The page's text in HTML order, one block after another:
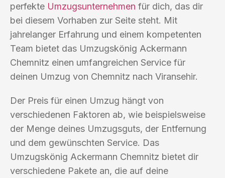
perfekte Umzugsunternehmen für dich, das dir
bei diesem Vorhaben zur Seite steht. Mit
jahrelanger Erfahrung und einem kompetenten
Team bietet das Umzugskönig Ackermann
Chemnitz einen umfangreichen Service für
deinen Umzug von Chemnitz nach Viransehir.
Der Preis für einen Umzug hängt von
verschiedenen Faktoren ab, wie beispielsweise
der Menge deines Umzugsguts, der Entfernung
und dem gewünschten Service. Das
Umzugskönig Ackermann Chemnitz bietet dir
verschiedene Pakete an, die auf deine